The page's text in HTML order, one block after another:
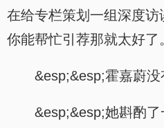
在给专栏策划一组深度
你能帮忙引荐那就太好了
&esp;&esp;霍嘉蔚没
&esp;&esp;她斟酌